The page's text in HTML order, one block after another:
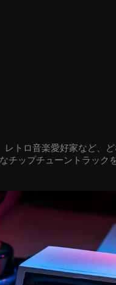
レトロ音楽愛好家など
チップチューントラック